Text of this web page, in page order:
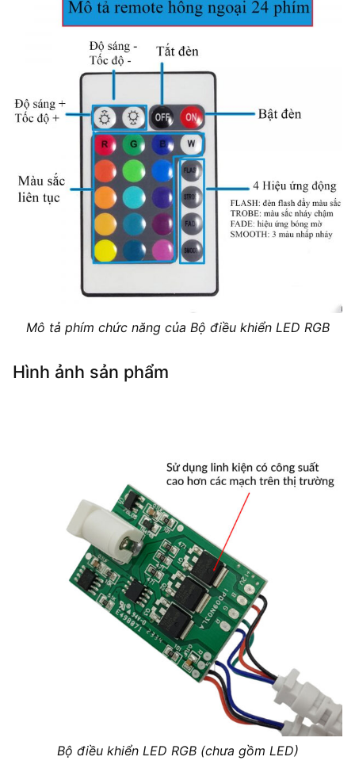
Mô tả phím chức năng của Bộ điều khiển LED RGB
Hình ảnh sản phẩm
Bộ điều khiển LED RGB (chưa gồm LED)